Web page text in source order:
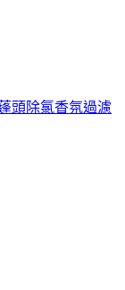
頭除氯香氛過濾